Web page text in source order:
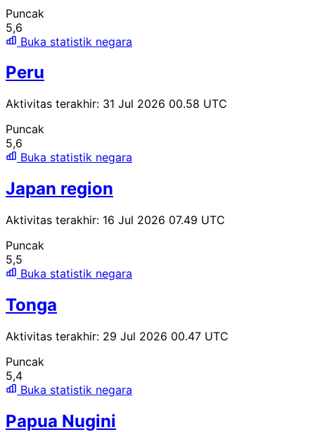
Puncak
5,6
Buka statistik negara
Peru
Aktivitas terakhir: 31 Jul 2026 00.58 UTC
Puncak
5,6
Buka statistik negara
Japan region
Aktivitas terakhir: 16 Jul 2026 07.49 UTC
Puncak
5,5
Buka statistik negara
Tonga
Aktivitas terakhir: 29 Jul 2026 00.47 UTC
Puncak
5,4
Buka statistik negara
Papua Nugini